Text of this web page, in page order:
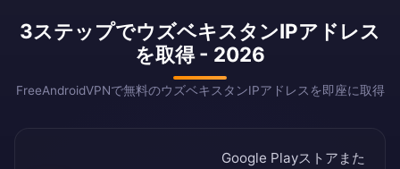
3ステップでウズベキスタンIPアドレス
を取得 - 2026
FreeAndroidVPNで無料のウズベキスタンIPアドレスを即座に取得
Google Playストア また